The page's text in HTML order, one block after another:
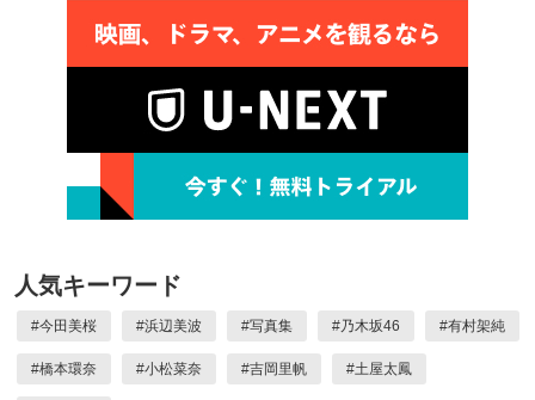
人気キーワード
#今田美桜 #浜辺美波 #写真集 #乃木坂46 #有村架純
#橋本環奈 #小松菜奈 #吉岡里帆 #土屋太鳳